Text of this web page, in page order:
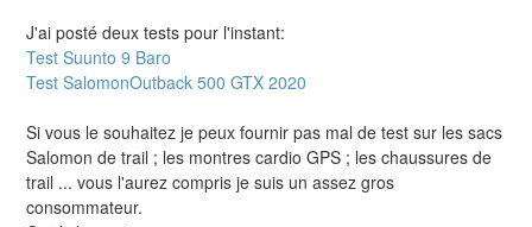
J'ai posté deux tests pour l'instant:
Test Suunto 9 Baro
Test SalomonOutback 500 GTX 2020
Si vous le souhaitez je peux fournir pas mal de test sur les sacs
Salomon de trail ; les montres cardio GPS ; les chaussures de
trail ... vous l'aurez compris je suis un assez gros
consommateur.